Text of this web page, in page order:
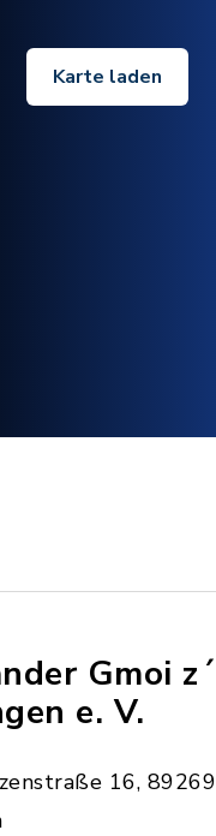
Karte laden
Gmoi z´
e. V.
16, 89269